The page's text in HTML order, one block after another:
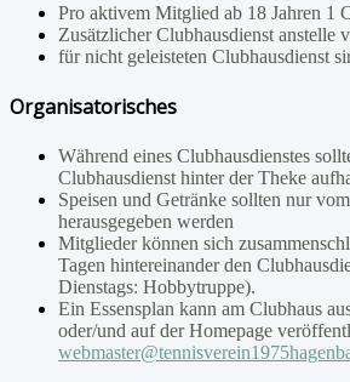
Pro aktivem Mitglied ab 18 Jahren 1
Zusätzlicher Clubhausdienst anstelle
für nicht geleisteten Clubhausdienst
Organisatorisches
Während eines Clubhausdienstes
Clubhausdienst hinter der Theke
Speisen und Getränke sollten nur
herausgegeben werden
Mitglieder können sich
Tagen hintereinander den
Dienstags: Hobbytruppe).
Ein Essensplan kann am Clubhaus
oder/und auf der Homepage